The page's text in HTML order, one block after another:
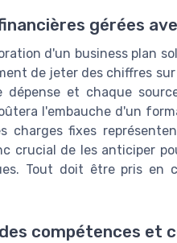
gérées
d'un business plan
de jeter des chiffres
dépense et chaque
l'embauche d'un
charges fixes
crucial de les anticiper
Tout doit être pris en
compétences et